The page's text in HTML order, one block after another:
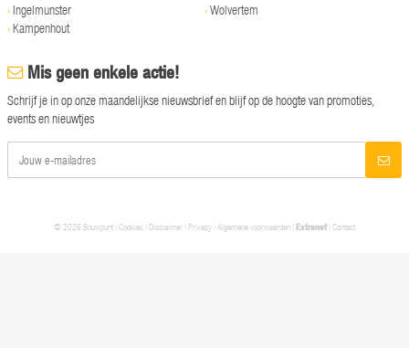
›Ingelmunster
›Kampenhout
›Wolvertem
Mis geen enkele actie!
Schrijf je in op onze maandelijkse nieuwsbrief en blijf op de hoogte van promoties,
events en nieuwtjes
© 2026 Bouwpunt | Cookies Disclaimer Privacy Algemene voorwaarden Extranet Contact